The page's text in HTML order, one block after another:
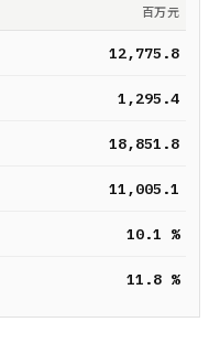
百万元
12,775.8
1,295.4
18,851.8
11,005.1
10.1 %
11.8 %